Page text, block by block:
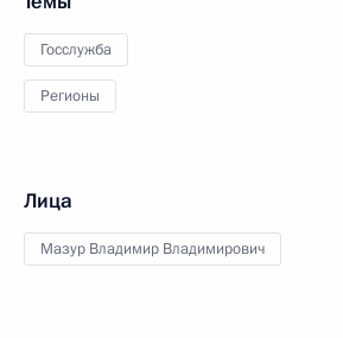
Госслужба
Регионы
Лица
Мазур Владимир Владимирович